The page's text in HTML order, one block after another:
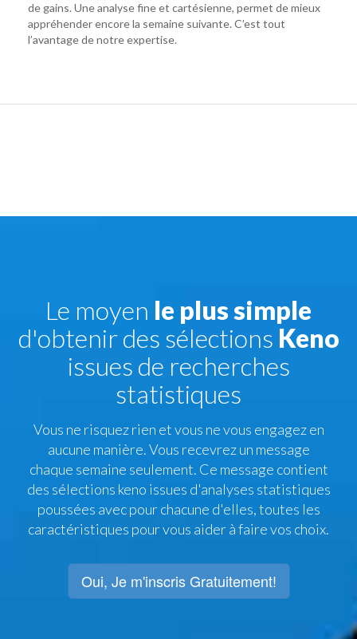
de gains. Une analyse fine et cartésienne, permet de mieux
appréhender encore la semaine suivante. C’est tout
l’avantage de notre expertise.
Le moyen le plus simple
d'obtenir des sélections Keno
issues de recherches
statistiques
Vous ne risquez rien et vous ne vous engagez en
aucune manière. Vous recevrez un message
chaque semaine seulement. Ce message contient
des sélections keno issues d'analyses statistiques
poussées avec pour chacune d'elles, toutes les
caractéristiques pour vous aider à faire vos choix.
Oui, Je m'inscris Gratuitement!